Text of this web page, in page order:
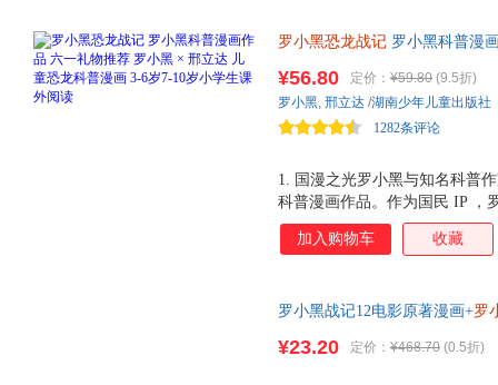
罗小黑恐龙战记 罗小黑科普漫
品。与知名恐龙专家邢立达强
硬核知识点。搭配化石实景指
启史前冒险之旅吧。
1. 国漫之光罗小黑与知名科普
科普漫画作品。作为国民 IP ，
动画于 2011 年开始播放， B
获超 3.15 亿票房，同名漫画书
李 威尔逊奖得主，中国古生物
国内外共 20 种恐龙的 100+ 知
¥56.80 定价： ¥59.80 (9.5折)
1282条评论
罗小黑, 邢立达 /湖南少年儿童出版社
加入购物车 收藏
罗小黑战记12电影原著漫画+罗
¥23.20 定价： ¥468.70 (0.5折)